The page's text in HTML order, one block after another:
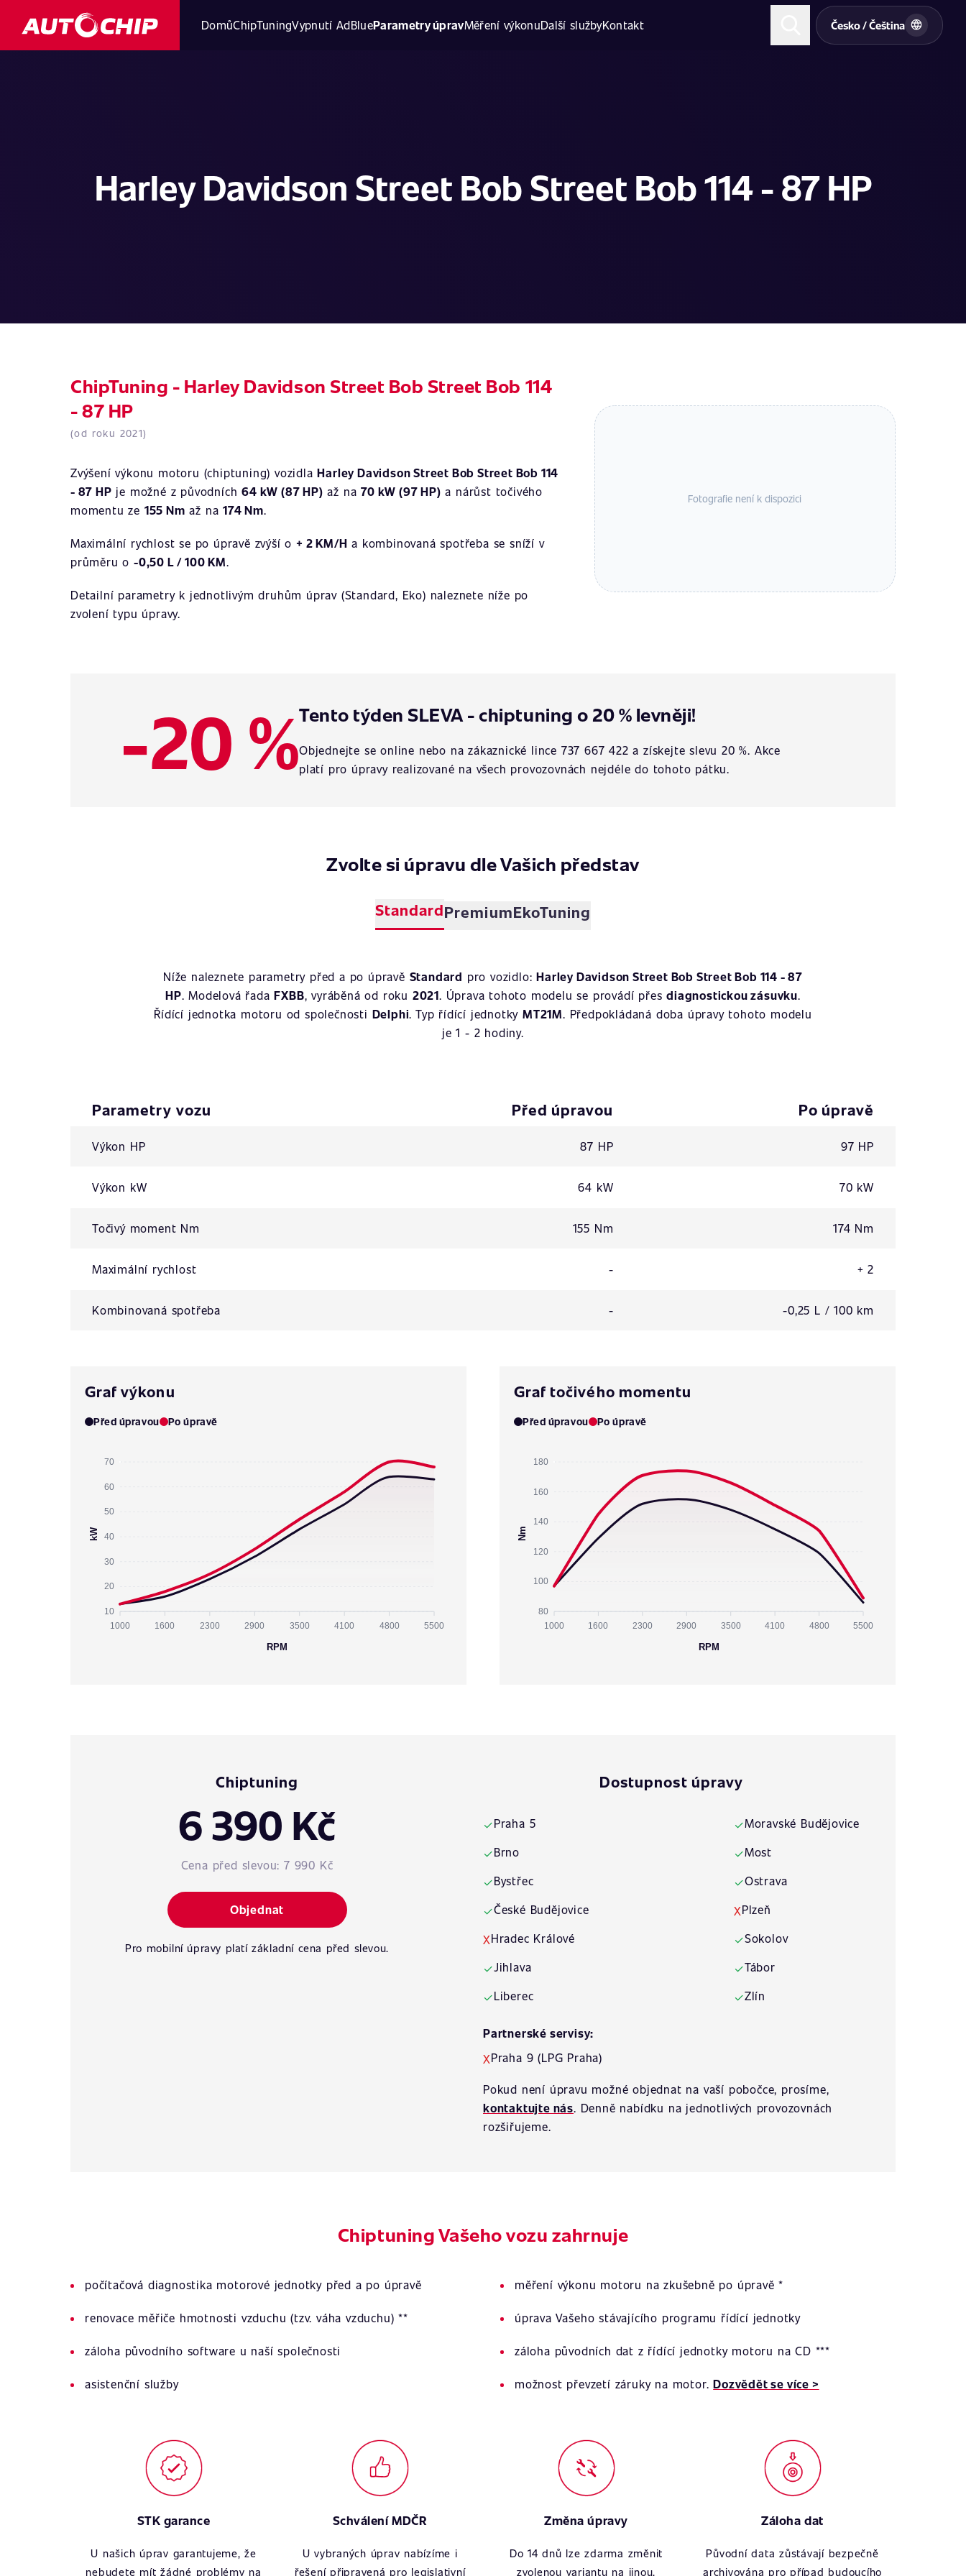
DomůChipTuningVypnutí AdBlueParametry úpravMěření výkonuDalší službyKontakt Česko / Čeština
Harley Davidson Street Bob Street Bob 114 - 87 HP
ChipTuning - Harley Davidson Street Bob Street Bob 114
- 87 HP
(od roku 2021)
Zvýšení výkonu motoru (chiptuning) vozidlaHarley Davidson Street Bob Street Bob 114
- 87 HP je možné z původních64 kW (87 HP) až na70 kW (97 HP) a nárůst točivého
momentu ze 155 Nm až na174 Nm.
Maximální rychlost se po úpravě zvýší o + 2 KM/H a kombinovaná spotřeba se sníží v
průměru o-0,50 L / 100 KM.
Detailní parametry k jednotlivým druhům úprav (Standard, Eko) naleznete níže po
zvolení typu úpravy.
Fotografie není k dispozici
-20 %Tento týden SLEVA - chiptuning o 20 % levněji!
Objednejte se online nebo na zákaznické lince 737 667 422 a získejte slevu 20 %. Akce
platí pro úpravy realizované na všech provozovnách nejdéle do tohoto pátku.
Zvolte si úpravu dle Vašich představ
StandardPremiumEkoTuning
Níže naleznete parametry před a po úpravě Standard pro vozidlo:Harley Davidson Street Bob Street Bob 114 - 87
HP. Modelová řadaFXBB, vyráběná od roku 2021. Úprava tohoto modelu se provádí přesdiagnostickou zásuvku.
Řídící jednotka motoru od společnosti Delphi. Typ řídící jednotky MT21M. Předpokládaná doba úpravy tohoto modelu
je 1 - 2 hodiny.
Parametry vozu Před úpravou Po úpravě
Výkon HP 87 HP 97 HP
Výkon kW 64 kW 70 kW
Točivý moment Nm 155 Nm 174 Nm
Maximální rychlost - + 2
Kombinovaná spotřeba - -0,25 L / 100 km
Graf výkonu
Před úpravou Po úpravě
70
60
50
40
30
20
10
kW
1000 1600 2300 2900 3500 4100 4800 5500
RPM
Graf točivého momentu
Před úpravou Po úpravě
180
160
140
120
100
80
Nm
1000 1600 2300 2900 3500 4100 4800 5500
RPM
Chiptuning
6 390 Kč
Cena před slevou:7 990 Kč
Objednat
Pro mobilní úpravy platí základní cena před slevou.
Dostupnost úpravy
✓Praha 5
✓Brno
✓Bystřec
✓České Budějovice
XHradec Králové
✓Jihlava
✓Liberec
✓Moravské Budějovice
✓Most
✓Ostrava
XPlzeň
✓Sokolov
✓Tábor
✓Zlín
Partnerské servisy:
XPraha 9 (LPG Praha)
Pokud není úpravu možné objednat na vaší pobočce, prosíme,
kontaktujte nás. Denně nabídku na jednotlivých provozovnách
rozšiřujeme.
Chiptuning Vašeho vozu zahrnuje
počítačová diagnostika motorové jednotky před a po úpravě měření výkonu motoru na zkušebně po úpravě *
renovace měřiče hmotnosti vzduchu (tzv. váha vzduchu) ** úprava Vašeho stávajícího programu řídící jednotky
záloha původního software u naší společnosti záloha původních dat z řídící jednotky motoru na CD ***
asistenční služby možnost převzetí záruky na motor.Dozvědět se více >
STK garance
U našich úprav garantujeme, že
nebudete mít žádné problémy na
Schválení MDČR
U vybraných úprav nabízíme i
řešení připravená pro legislativní
Změna úpravy
Do 14 dnů lze zdarma změnit
zvolenou variantu na jinou.
Záloha dat
Původní data zůstávají bezpečně
archivována pro případ budoucího